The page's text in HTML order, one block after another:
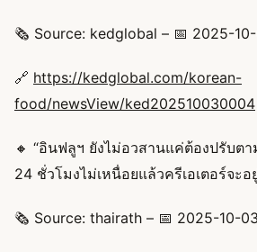
🗞️ Source: kedglobal – 📅 2025-
🔗 https://kedglobal.com/korean-
food/newsView/ked202510030004
🔸 “อินฟลูฯ ยังไม่อวสานแค่ต้องปรับต
24 ชั่วโมงไม่เหนื่อยแล้วครีเอเตอร์จะอ
🗞️ Source: thairath – 📅 2025-10-03